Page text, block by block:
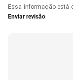
Essa informação está
Enviar revisão